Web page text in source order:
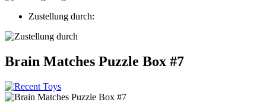
Zustellung durch:
Brain Matches Puzzle Box #7